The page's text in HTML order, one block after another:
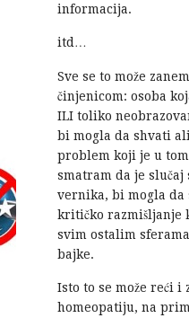
informacija.
itd…
Sve se to može
činjenicom: osoba
ILI toliko
bi mogla da shvati
problem koji je u
smatram da je slučaj
vernika, bi mogla
kritičko razmišljanje
svim ostalim
bajke.
Isto to se može reći
homeopatiju, na